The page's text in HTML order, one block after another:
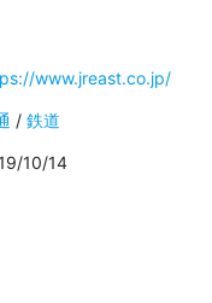
www.jreast.co.jp/
/ 鉄道
10/14